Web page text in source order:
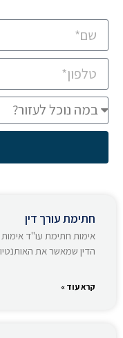
חתימת עורך דין
אימות חתימת עו"ד
הדין שמאשר את
קרא עוד »